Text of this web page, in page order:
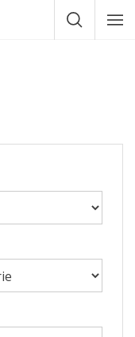
Afficher la